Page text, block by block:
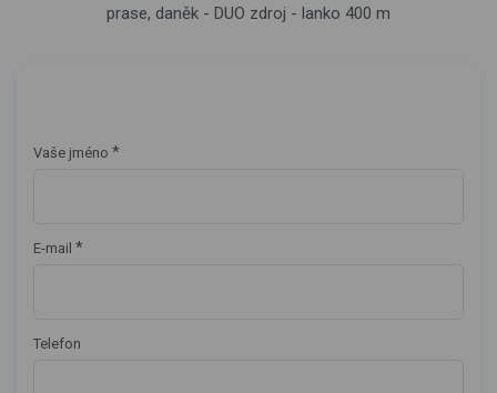
prase, daněk - DUO zdroj - lanko 400 m
Vaše jméno *
E-mail *
Telefon